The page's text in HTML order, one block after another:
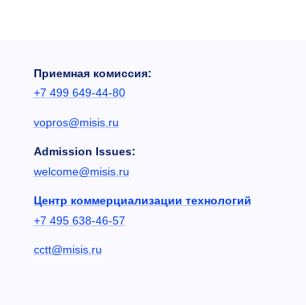
Приемная комиссия:
+7 499 649-44-80
vopros@misis.ru
Admission Issues:
welcome@misis.ru
Центр коммерциализации технологий
+7 495 638-46-57
cctt@misis.ru